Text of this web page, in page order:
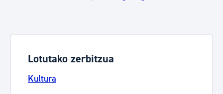
Lotutako zerbitzua
Kultura